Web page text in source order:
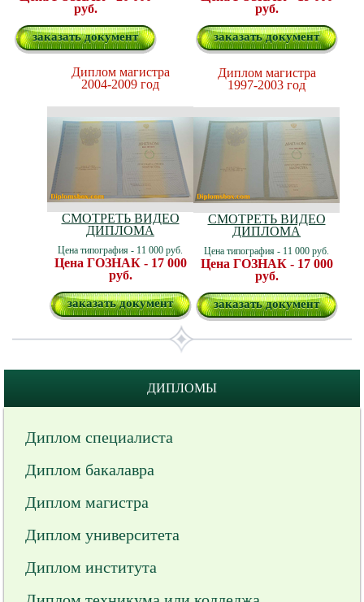
руб.
заказать документ
руб.
заказать документ
Диплом магистра
2004-2009 год
СМОТРЕТЬ ВИДЕО
ДИПЛОМА
Цена типография - 11 000 руб.
Цена ГОЗНАК - 17 000
руб.
заказать документ
Диплом магистра
1997-2003 год
СМОТРЕТЬ ВИДЕО
ДИПЛОМА
Цена типография - 11 000 руб.
Цена ГОЗНАК - 17 000
руб.
заказать документ
ДИПЛОМЫ
Диплом специалиста
Диплом бакалавра
Диплом магистра
Диплом университета
Диплом института